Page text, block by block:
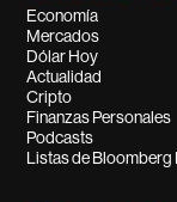
Economía
Mercados
Dólar Hoy
Actualidad
Cripto
Finanzas Personales
Podcasts
Listas de Bloomberg